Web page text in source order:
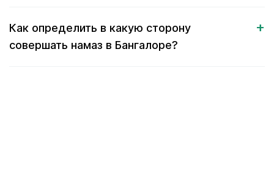
Как определить в какую сторону
совершать намаз в Бангалоре?